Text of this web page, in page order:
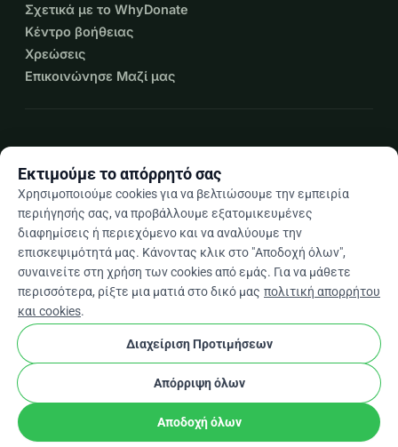
Σχετικά με το WhyDonate
Κέντρο βοήθειας
Χρεώσεις
Επικοινώνησε Μαζί μας
Elarrow_drop_down
★★★★★4,9 / 5 βάσει 500+ κριτικών
© 2012–2026
Όροι και προϋποθέσειςcookieΡυθμίσεις Cookies
Κατασκευασμένο στην Ευρώπη
Επαληθευμένος Συνεργάτης
Εκτιμούμε το απόρρητό σας
Χρησιμοποιούμε cookies για να βελτιώσουμε την εμπειρία
περιήγησής σας, να προβάλλουμε εξατομικευμένες
διαφημίσεις ή περιεχόμενο και να αναλύουμε την
επισκεψιμότητά μας. Κάνοντας κλικ στο "Αποδοχή όλων",
συναινείτε στη χρήση των cookies από εμάς. Για να μάθετε
περισσότερα, ρίξτε μια ματιά στο δικό μας πολιτική απορρήτου
και cookies.
Διαχείριση Προτιμήσεων
Απόρριψη όλων
Αποδοχή όλων